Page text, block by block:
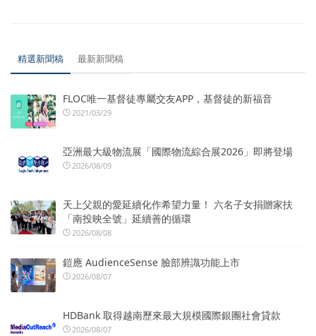
精選新聞稿 最新新聞稿
FLOC唯一基督徒專屬交友APP，基督徒的新福音
2021/03/29
亞洲最大級物流展「國際物流綜合展2026」即將登場
2026/08/09
天上父親的愛延續化作希望力量！ 六名子女捐贈家扶
「南投映全號」延續善的循環
2026/08/08
鎧應 AudienceSense 臉部辨識功能上市
2026/08/07
HDBank 取得越南歷來最大規模國際銀團社會貸款
2026/08/07